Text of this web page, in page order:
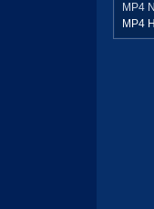
MP4
MP4